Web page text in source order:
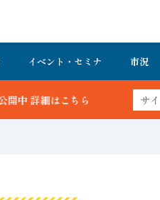
イベント・セミナ 市況